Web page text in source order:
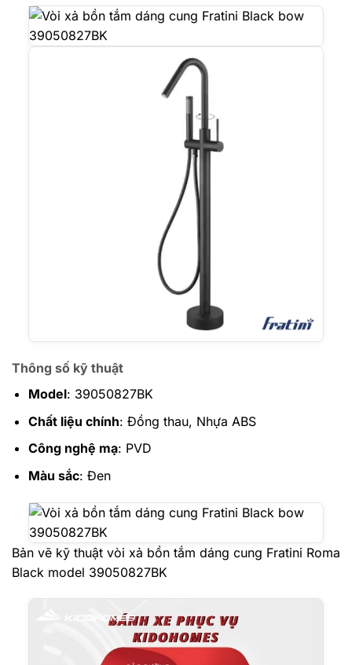
Thông số kỹ thuật
Model: 39050827BK
Chất liệu chính: Đồng thau, Nhựa ABS
Công nghệ mạ: PVD
Màu sắc: Đen
Bản vẽ kỹ thuật vòi xả bồn tắm dáng cung Fratini Roma
Black model 39050827BK